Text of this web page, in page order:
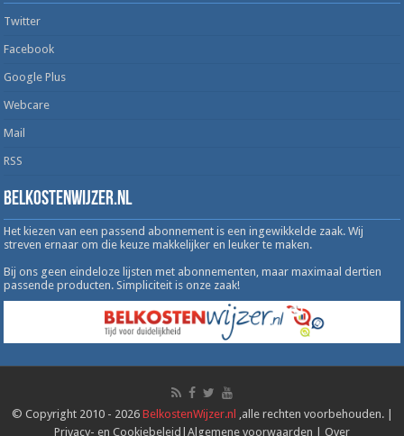
Twitter
Facebook
Google Plus
Webcare
Mail
RSS
Belkostenwijzer.nl
Het kiezen van een passend abonnement is een ingewikkelde zaak. Wij
streven ernaar om die keuze makkelijker en leuker te maken.
Bij ons geen eindeloze lijsten met abonnementen, maar maximaal dertien
passende producten. Simpliciteit is onze zaak!
© Copyright 2010 - 2026 BelkostenWijzer.nl ,alle rechten voorbehouden. |
Privacy- en Cookiebeleid Algemene voorwaarden Over